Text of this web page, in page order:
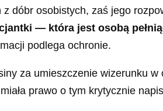
dóbr osobistych, zaś jego
— która jest osobą
podlega ochronie.
za umieszczenie wizerunku
prawo o tym krytycznie